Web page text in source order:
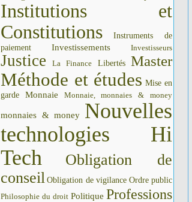
Institutions et
Constitutions
Instruments de
paiement
Investissements Investisseurs
Justice La Finance Libertés Master
Méthode et études Mise en
garde
Monnaie Monnaie, monnaies & money
monnaies & money Nouvelles
technologies Hi
Tech
Obligation de
conseil Obligation de vigilance Ordre public
Philosophie du droit Politique Professions